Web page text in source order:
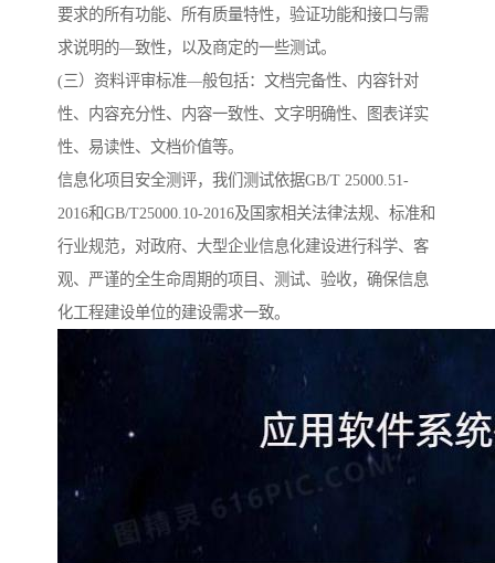
要求的所有功能、所有质量特性，验证功能和接口与需
求说明的—致性，以及商定的一些测试。
(三）资料评审标准—般包括：文档完备性、内容针对
性、内容充分性、内容一致性、文字明确性、图表详实
性、易读性、文档价值等。
信息化项目安全测评，我们测试依据GB/T 25000.51-
2016和GB/T25000.10-2016及国家相关法律法规、标准和
行业规范，对政府、大型企业信息化建设进行科学、客
观、严谨的全生命周期的项目、测试、验收，确保信息
化工程建设单位的建设需求一致。